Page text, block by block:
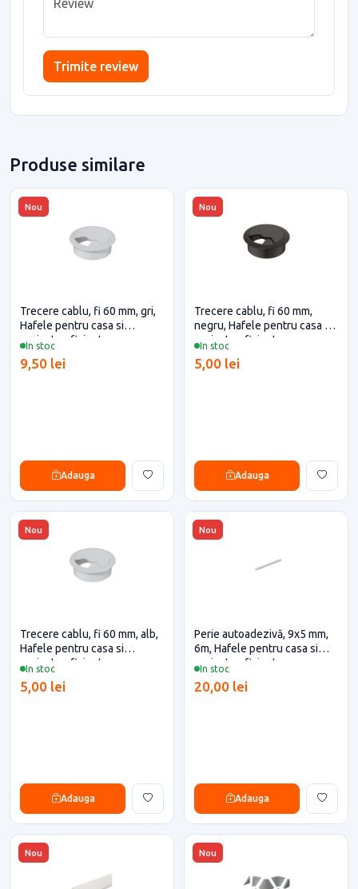
Trimite review
Produse similare
Nou
In stoc
Trecere cablu, fi 60 mm, gri,
Hafele pentru casa si
proiecte eficiente
9,50 lei
Adauga
Nou
In stoc
Trecere cablu, fi 60 mm,
negru, Hafele pentru casa si
proiecte eficiente
5,00 lei
Adauga
Nou
In stoc
Trecere cablu, fi 60 mm, alb,
Hafele pentru casa si
proiecte eficiente
5,00 lei
Adauga
Nou
In stoc
Perie autoadezivă, 9x5 mm,
6m, Hafele pentru casa si
proiecte eficiente
20,00 lei
Adauga
Nou Nou